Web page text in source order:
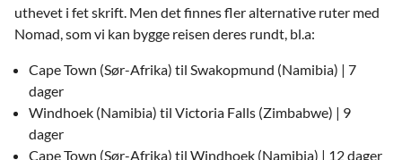
uthevet i fet skrift. Men det finnes fler alternative ruter med
Nomad, som vi kan bygge reisen deres rundt, bl.a:
Cape Town (Sør-Afrika) til Swakopmund (Namibia) | 7
dager
Windhoek (Namibia) til Victoria Falls (Zimbabwe) | 9
dager
Cape Town (Sør-Afrika) til Windhoek (Namibia) | 12 dager